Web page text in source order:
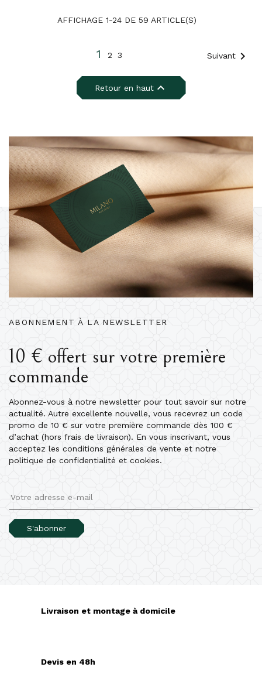
AFFICHAGE 1-24 DE 59 ARTICLE(S)
1 2 3 Suivant 
Retour en haut
ABONNEMENT À LA NEWSLETTER
10 € offert sur votre première
commande
Abonnez-vous à notre newsletter pour tout savoir sur notre
actualité. Autre excellente nouvelle, vous recevrez un code
promo de 10 € sur votre première commande dès 100 €
d’achat (hors frais de livraison). En vous inscrivant, vous
acceptez les conditions générales de vente et notre
politique de confidentialité et cookies.
S'abonner
Livraison et montage à domicile
Devis en 48h